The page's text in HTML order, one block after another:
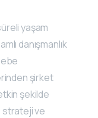
yaşam
danışmanlık
şirket
şekilde
strateji ve